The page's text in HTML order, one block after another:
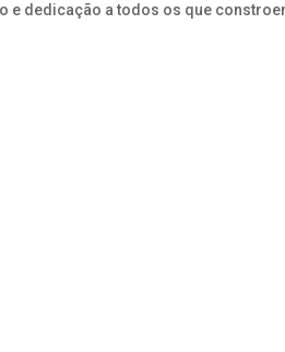
e dedicação a todos os que